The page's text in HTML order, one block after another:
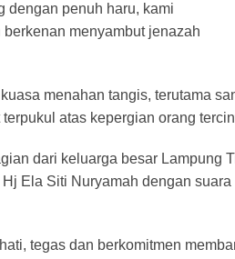
dengan penuh haru, kami
menyambut jenazah
menahan tangis, terutama
atas kepergian orang
dari keluarga besar Lampung
Ela Siti Nuryamah dengan suara
tegas dan berkomitmen